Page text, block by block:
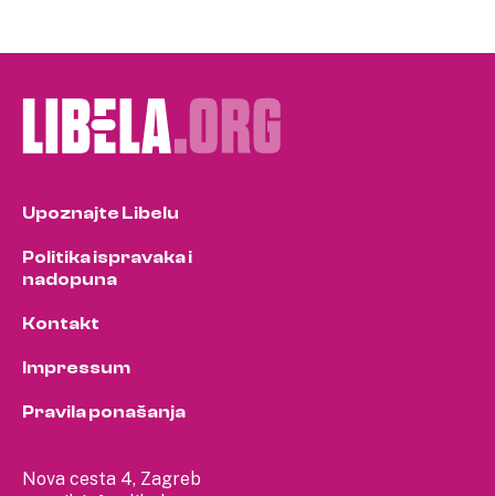
Nova cesta 4, Zagreb
Upoznajte Libelu
Politika ispravaka i
nadopuna
Kontakt
Impressum
Pravila ponašanja